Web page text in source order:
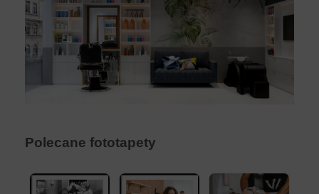
Polecane fototapety